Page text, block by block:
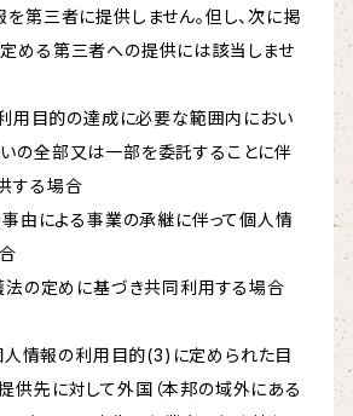
を第三者に提供しません。但し、次に掲
める第三者への提供には該当しませ
利用目的の達成に必要な範囲内におい
の全部又は一部を委託することに伴
する場合
事由による事業の承継に伴って個人情
法の定めに基づき共同利用する場合
人情報の利用目的(3)に定められた目
供先に対して外国（本邦の域外にある